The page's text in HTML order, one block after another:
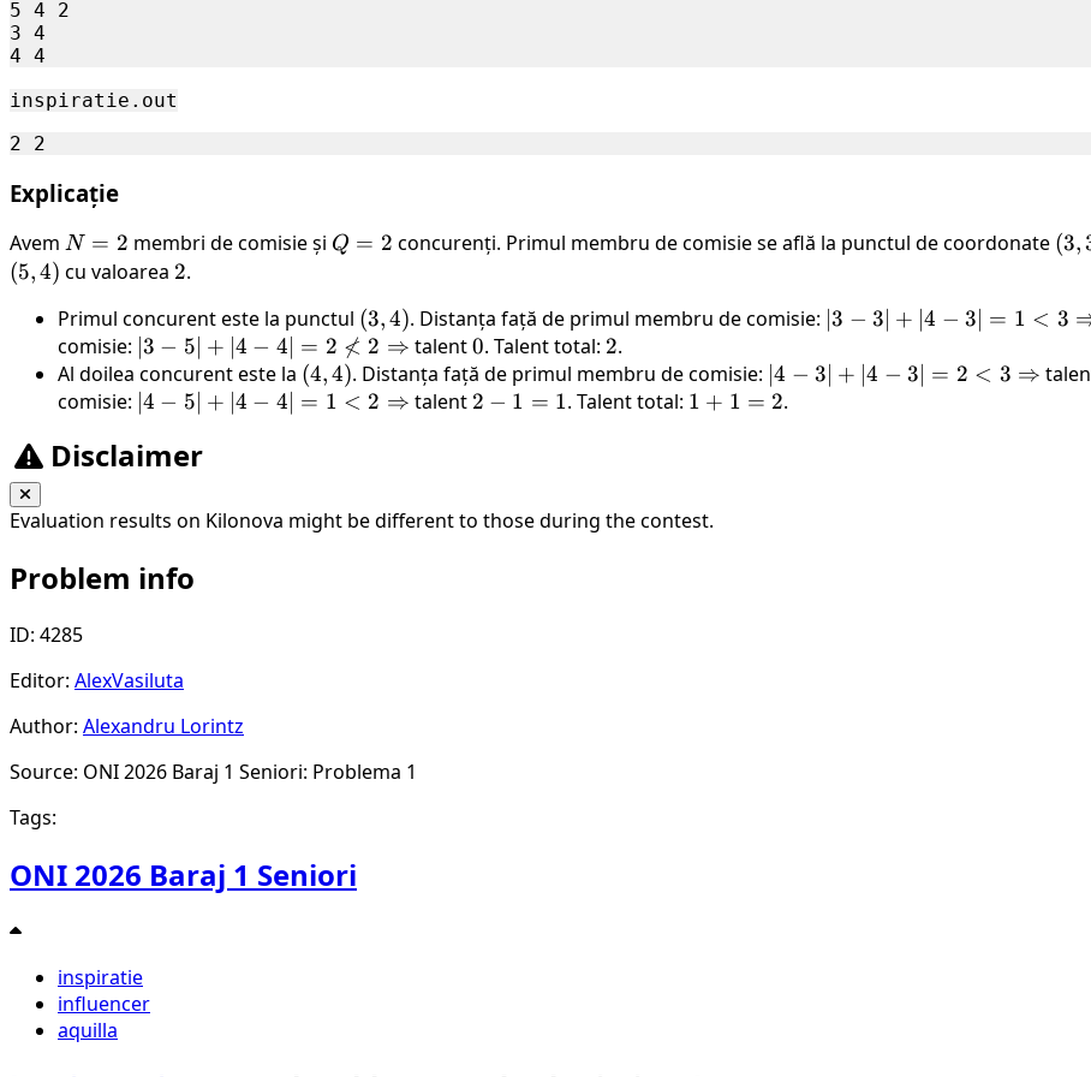
5 4 2
3 4
inspiratie.out
Explicație
Avem N
=
N = 2 membri de comisie și Q
Q = 2 concurenți. Primul membru de comisie se află la punctul de coordonate (3,
(3,
(5,4) cu valoarea 2
2.
Primul concurent este la punctul (3,
4)
(3,4). Distanța față de primul membru de comisie: |3 - 3| + |4 -
\Rightarrow
∣3 − 3∣ + ∣4 − 3∣ = 1 < 3
comisie: |3 - 5| + |4 -
4| = 2
\not< 2
∣3 − 5∣ + ∣4 − 4∣ = 2 
< 2 ⇒ talent0
0. Talent total: 2
2.
Al doilea concurent este la (4,
4)
(4,4). Distanța față de primul membru de comisie: |4 - 3| + |4 -
3| = 2 < 3
∣4 − 3∣ + ∣4 − 3∣ = 2 < 3 ⇒
comisie: |4 - 5| + |4 -
\Rightarrow
∣4 − 5∣ + ∣4 − 4∣ = 1 < 2 ⇒ talent 2
1
2 − 1 = 1. Talent total: 1
2
1 + 1 = 2.
Disclaimer
Evaluation results on Kilonova might be different to those during the contest.
Problem info
ID: 4285
Editor: AlexVasiluta
Author: Alexandru Lorintz
Source: ONI 2026 Baraj 1 Seniori: Problema 1
Tags:
ONI 2026 Baraj 1 Seniori
inspiratie
influencer
aquilla